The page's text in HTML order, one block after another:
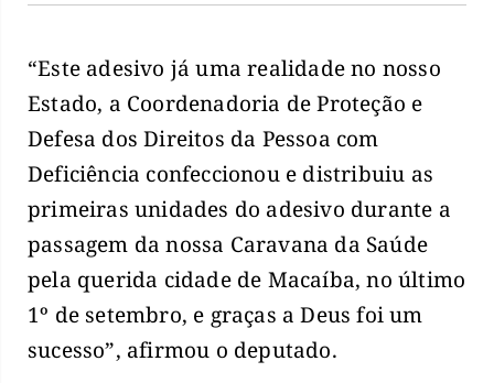
“Este adesivo já uma realidade no nosso
Estado, a Coordenadoria de Proteção e
Defesa dos Direitos da Pessoa com
Deficiência confeccionou e distribuiu as
primeiras unidades do adesivo durante a
passagem da nossa Caravana da Saúde
pela querida cidade de Macaíba, no último
1º de setembro, e graças a Deus foi um
sucesso”, afirmou o deputado.